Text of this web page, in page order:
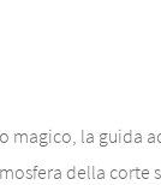
magico, la guida
della corte